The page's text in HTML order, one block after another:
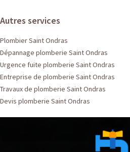
Autres services
Plombier Saint Ondras
Dépannage plomberie Saint Ondras
Urgence fuite plomberie Saint Ondras
Entreprise de plomberie Saint Ondras
Travaux de plomberie Saint Ondras
Devis plomberie Saint Ondras